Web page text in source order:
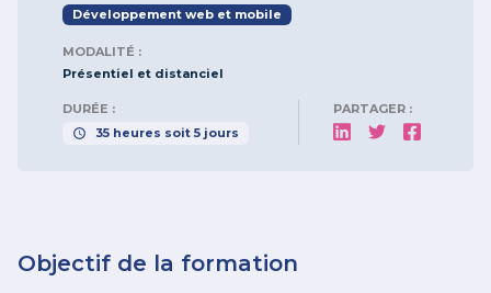
Développement web et mobile
MODALITÉ :
Présentiel et distanciel
DURÉE :
35 heures soit 5 jours
PARTAGER :
Objectif de la formation